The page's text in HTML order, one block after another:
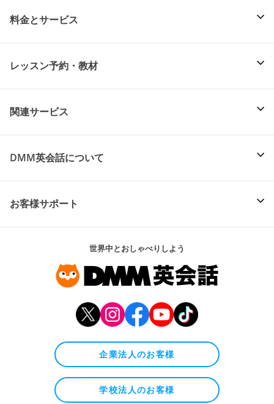
料金とサービス
レッスン予約・教材
関連サービス
DMM英会話について
お客様サポート
世界中とおしゃべりしよう
企業法人のお客様
学校法人のお客様